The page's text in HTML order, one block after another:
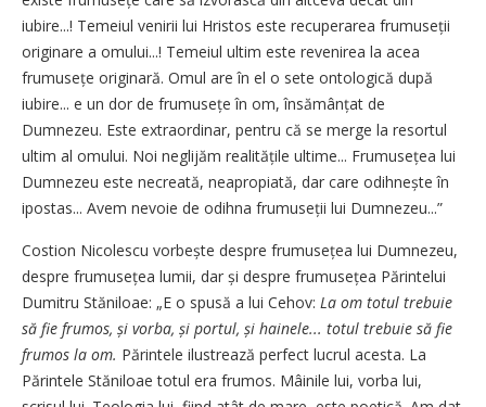
iubire...! Temeiul venirii lui Hristos este recuperarea fru­mu­seții
originare a omului...! Temeiul ultim este revenirea la acea
frumusețe originară. Omul are în el o sete ontologică după
iubire... e un dor de frumusețe în om, însămânțat de
Dumnezeu. Este extraordinar, pentru că se merge la resortul
ultim al omului. Noi neglijăm realitățile ultime... Frumusețea lui
Dumnezeu este necreată, neapropiată, dar care odihnește în
ipostas... Avem nevoie de odihna frumuseții lui Dumnezeu...”
Costion Nicolescu vorbește despre frumusețea lui Dumnezeu,
despre frumusețea lumii, dar și despre frumusețea Părintelui
Dumitru Stăniloae: „E o spusă a lui Cehov: La om totul trebuie
să fie frumos, și vorba, și portul, și hainele... totul trebuie să fie
frumos la om. Părintele ilustrează perfect lucrul acesta. La
Părintele Stăniloae totul era frumos. Mâinile lui, vorba lui,